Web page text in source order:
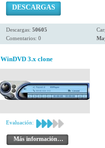
DESCARGAS
Descargas: 50605
Comentarios: 0
WinDVD 3.x clone
Evaluación:
Más información…